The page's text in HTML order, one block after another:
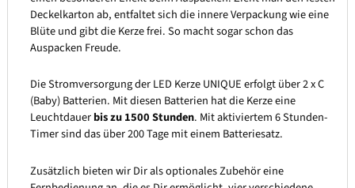
Deckelkarton ab, entfaltet sich die innere Verpackung wie eine
Blüte und gibt die Kerze frei. So macht sogar schon das
Auspacken Freude.
Die Stromversorgung der LED Kerze UNIQUE erfolgt über 2 x C
(Baby) Batterien. Mit diesen Batterien hat die Kerze eine
Leuchtdauerbis zu 1500 Stunden. Mit aktiviertem 6 Stunden-
Timer sind das über 200 Tage mit einem Batteriesatz.
Zusätzlich bieten wir Dir als optionales Zubehör eine